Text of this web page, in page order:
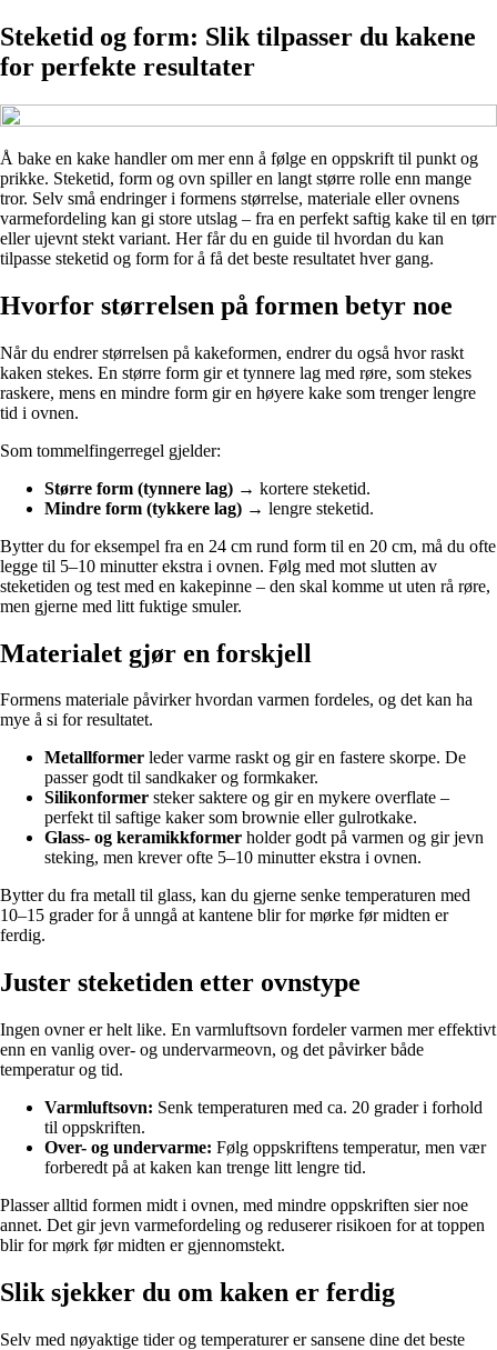
Steketid og form: Slik tilpasser du kakene
for perfekte resultater
Å bake en kake handler om mer enn å følge en oppskrift til punkt og
prikke. Steketid, form og ovn spiller en langt større rolle enn mange
tror. Selv små endringer i formens størrelse, materiale eller ovnens
varmefordeling kan gi store utslag – fra en perfekt saftig kake til en tørr
eller ujevnt stekt variant. Her får du en guide til hvordan du kan
tilpasse steketid og form for å få det beste resultatet hver gang.
Hvorfor størrelsen på formen betyr noe
Når du endrer størrelsen på kakeformen, endrer du også hvor raskt
kaken stekes. En større form gir et tynnere lag med røre, som stekes
raskere, mens en mindre form gir en høyere kake som trenger lengre
tid i ovnen.
Som tommelfingerregel gjelder:
Større form (tynnere lag) → kortere steketid.
Mindre form (tykkere lag) → lengre steketid.
Bytter du for eksempel fra en 24 cm rund form til en 20 cm, må du ofte
legge til 5–10 minutter ekstra i ovnen. Følg med mot slutten av
steketiden og test med en kakepinne – den skal komme ut uten rå røre,
men gjerne med litt fuktige smuler.
Materialet gjør en forskjell
Formens materiale påvirker hvordan varmen fordeles, og det kan ha
mye å si for resultatet.
Metallformer leder varme raskt og gir en fastere skorpe. De
passer godt til sandkaker og formkaker.
Silikonformer steker saktere og gir en mykere overflate –
perfekt til saftige kaker som brownie eller gulrotkake.
Glass- og keramikkformer holder godt på varmen og gir jevn
steking, men krever ofte 5–10 minutter ekstra i ovnen.
Bytter du fra metall til glass, kan du gjerne senke temperaturen med
10–15 grader for å unngå at kantene blir for mørke før midten er
ferdig.
Juster steketiden etter ovnstype
Ingen ovner er helt like. En varmluftsovn fordeler varmen mer effektivt
enn en vanlig over- og undervarmeovn, og det påvirker både
temperatur og tid.
Varmluftsovn: Senk temperaturen med ca. 20 grader i forhold
til oppskriften.
Over- og undervarme: Følg oppskriftens temperatur, men vær
forberedt på at kaken kan trenge litt lengre tid.
Plasser alltid formen midt i ovnen, med mindre oppskriften sier noe
annet. Det gir jevn varmefordeling og reduserer risikoen for at toppen
blir for mørk før midten er gjennomstekt.
Slik sjekker du om kaken er ferdig
Selv med nøyaktige tider og temperaturer er sansene dine det beste